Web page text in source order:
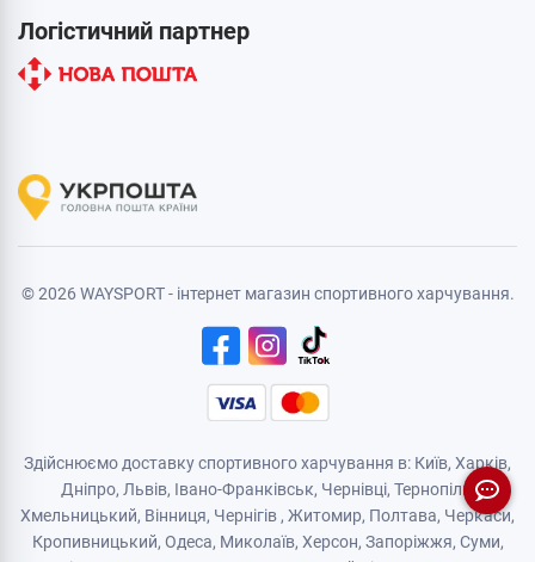
Логістичний партнер
© 2026 WAYSPORT - інтернет магазин спортивного харчування.
Здійснюємо доставку спортивного харчування в: Київ, Харків,
Дніпро, Львів, Івано-Франківськ, Чернівці, Тернопіль
Хмельницький, Вінниця, Чернігів , Житомир, Полтава, Черкаси,
Кропивницький, Одеса, Миколаїв, Херсон, Запоріжжя, Суми,